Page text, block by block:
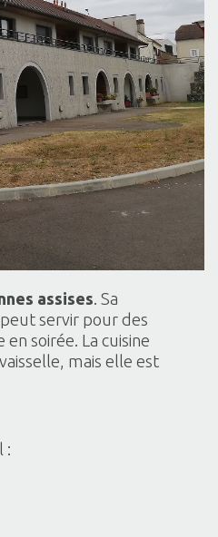
assises . Sa
servir pour des
soirée. La cuisine
mais elle est
: